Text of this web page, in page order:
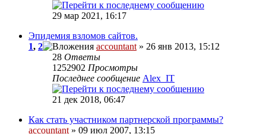
29 мар 2021, 16:17
Эпидемия взломов сайтов.
1, 2 accountant » 26 янв 2013, 15:12
28 Ответы
1252902 Просмотры
Последнее сообщение Alex_IT
21 дек 2018, 06:47
Как стать участником партнерской программы?
accountant » 09 июл 2007, 13:15